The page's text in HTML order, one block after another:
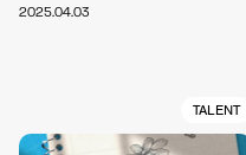
2025.04.03
TALENT